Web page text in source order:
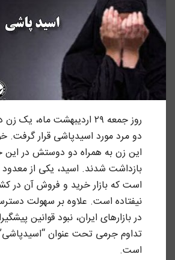
روز جمعه ۲۹ اردیبهشت ماه،
دو مرد مورد اسیدپاشی قرار گرفت.
این زن به همراه دو دوستش در
بازداشت شدند. اسید، یکی از
است که بازار خرید و فروش آن در
نیفتاده است. علاوه بر سهولت
در بازارهای ایران، نبود قوانین
تداوم جرمی تحت عنوان
است.